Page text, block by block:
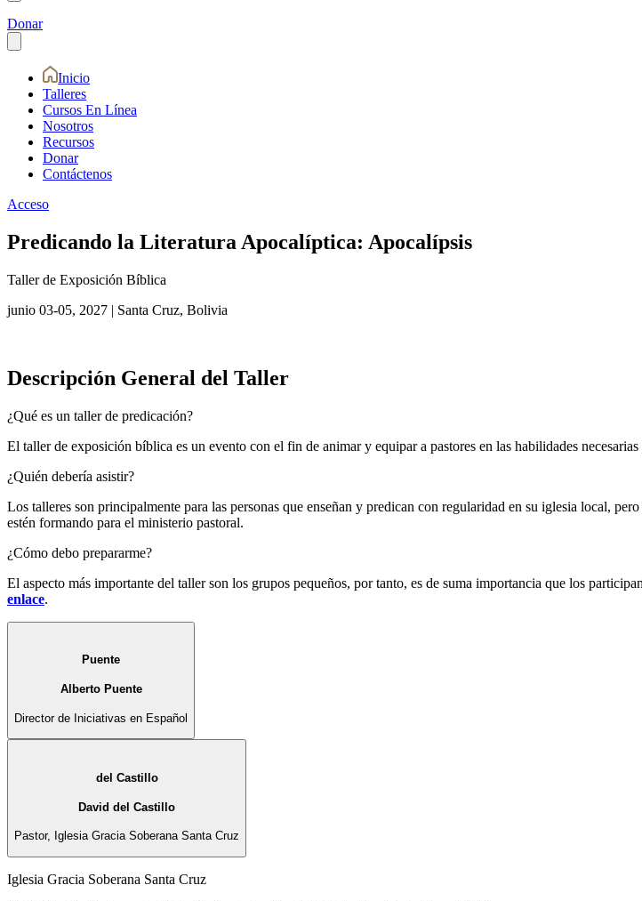
Donar
Inicio
Talleres
Cursos En Línea
Nosotros
Recursos
Donar
Contáctenos
Acceso
Predicando la Literatura Apocalíptica: Apocalípsis
Taller de Exposición Bíblica
junio 03-05, 2027 | Santa Cruz, Bolivia
Descripción General del Taller
¿Qué es un taller de predicación?
El taller de exposición bíblica es un evento con el fin de animar y equipar a pastores en las habilidades
¿Quién debería asistir?
Los talleres son principalmente para las personas que enseñan y predican con regularidad en su iglesia local,
estén formando para el ministerio pastoral.
¿Cómo debo prepararme?
El aspecto más importante del taller son los grupos pequeños, por tanto, es de suma importancia que los
enlace.
Puente
Alberto Puente
Director de Iniciativas en Español
del Castillo
David del Castillo
Pastor, Iglesia Gracia Soberana Santa Cruz
Iglesia Gracia Soberana Santa Cruz